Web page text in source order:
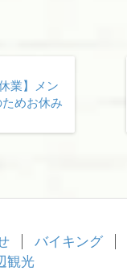
業】メン
めお休み
バイキング
観光